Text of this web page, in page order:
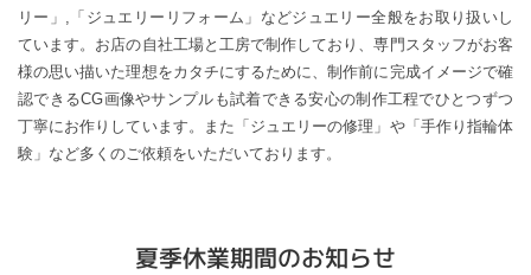
リー」,「ジュエリーリフォーム」などジュエリー全般をお取り扱いし
ています。お店の自社工場と工房で制作しており、専門スタッフがお客
様の思い描いた理想をカタチにするために、制作前に完成イメージで確
認できるCG画像やサンプルも試着できる安心の制作工程でひとつずつ
丁寧にお作りしています。また「ジュエリーの修理」や「手作り指輪体
験」など多くのご依頼をいただいております。
夏季休業期間のお知らせ